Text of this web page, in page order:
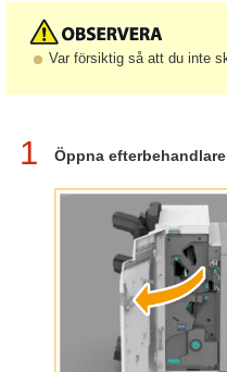
Var försiktig så att du inte
1 Öppna